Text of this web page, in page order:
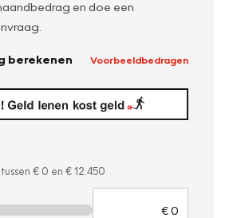
en doe een
berekenen Voorbeeldbedragen
€ 0 en € 12.450